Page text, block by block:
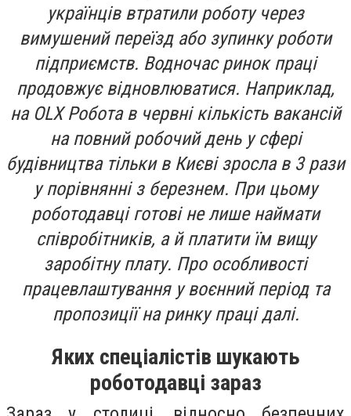
українців втратили роботу через
вимушений переїзд або зупинку роботи
підприємств. Водночас ринок праці
продовжує відновлюватися. Наприклад,
на OLX Робота в червні кількість вакансій
на повний робочий день у сфері
будівництва тільки в Києві зросла в 3 рази
у порівнянні з березнем. При цьому
роботодавці готові не лише наймати
співробітників, а й платити їм вищу
заробітну плату. Про особливості
працевлаштування у воєнний період та
пропозиції на ринку праці далі.
Яких спеціалістів шукають
роботодавці зараз